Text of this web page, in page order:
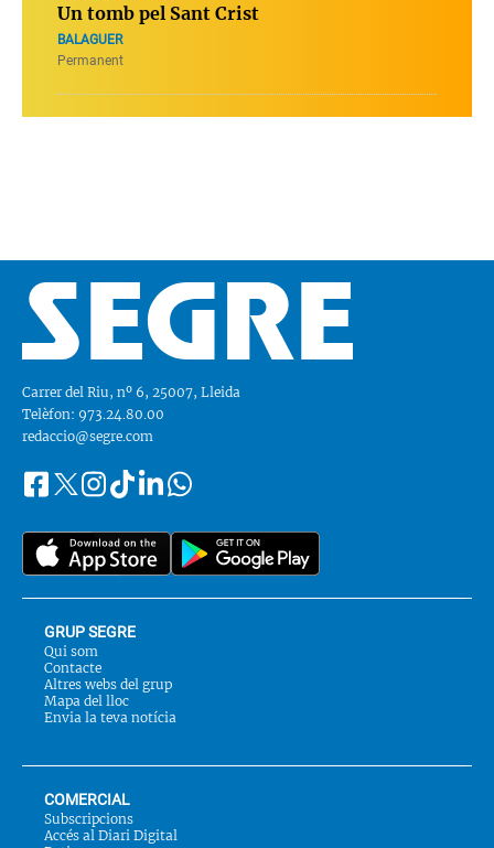
Un tomb pel Sant Crist
BALAGUER
Permanent
Carrer del Riu, nº 6, 25007, Lleida
Telèfon: 973.24.80.00
redaccio@segre.com
Segueix-
a::
FacebookInstagram
TiktokLinkedinWhatsapp
GRUP SEGRE
Qui som
Contacte
Altres webs del grup
Mapa del lloc
Envia la teva notícia
COMERCIAL
Subscripcions
Accés al Diari Digital